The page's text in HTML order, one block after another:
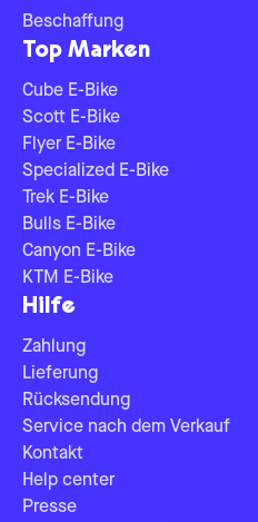
Beschaffung
Top Marken
Cube E-Bike
Scott E-Bike
Flyer E-Bike
Specialized E-Bike
Trek E-Bike
Bulls E-Bike
Canyon E-Bike
KTM E-Bike
Hilfe
Zahlung
Lieferung
Rücksendung
Service nach dem Verkauf
Kontakt
Help center
Presse